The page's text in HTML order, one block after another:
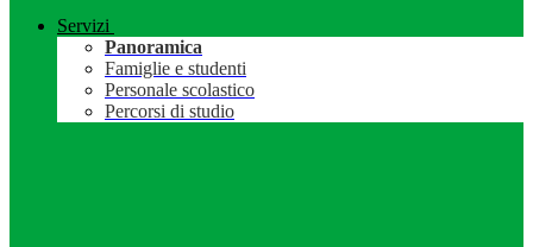
Servizi
Panoramica
Famiglie e studenti
Personale scolastico
Percorsi di studio